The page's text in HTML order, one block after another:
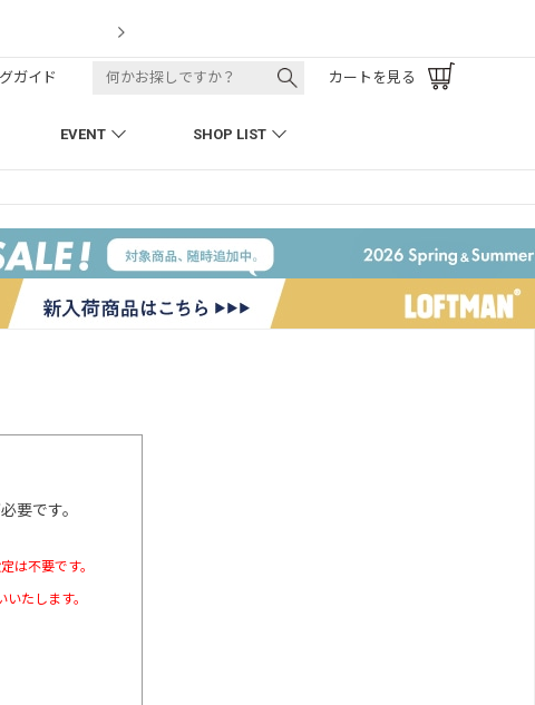
EVENT SHOP LIST
ガイド カートを見る
要です。
は不要です。
たします。